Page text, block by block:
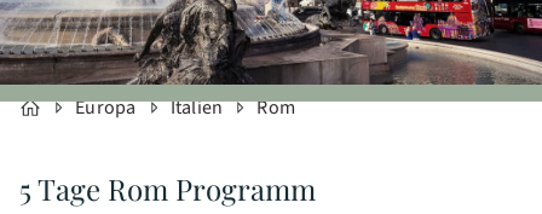
Europa Italien Rom
5 Tage Rom Programm
& Trevi-Brunnen